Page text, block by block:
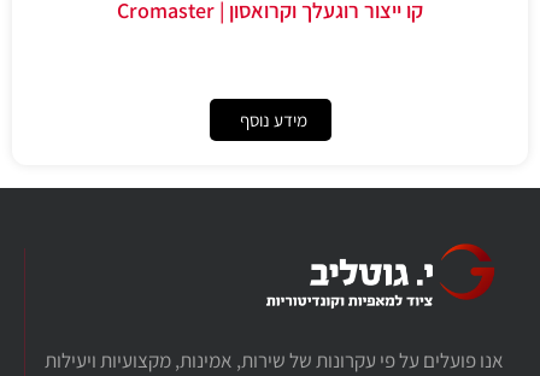
קו ייצור רוגעלך וקרואסון | Cromaster
מידע נוסף
אנו פועלים על פי עקרונות של שירות, אמינות, מקצועיות ויעילות